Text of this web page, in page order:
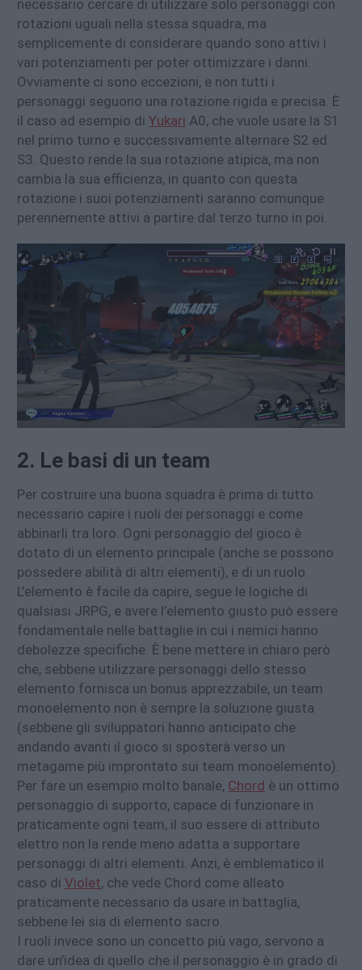
necessario cercare di utilizzare solo personaggi con
rotazioni uguali nella stessa squadra, ma
semplicemente di considerare quando sono attivi i
vari potenziamenti per poter ottimizzare i danni.
Ovviamente ci sono eccezioni, e non tutti i
personaggi seguono una rotazione rigida e precisa. È
il caso ad esempio di Yukari A0, che vuole usare la S1
nel primo turno e successivamente alternare S2 ed
S3. Questo rende la sua rotazione atipica, ma non
cambia la sua efficienza, in quanto con questa
rotazione i suoi potenziamenti saranno comunque
perennemente attivi a partire dal terzo turno in poi.
2. Le basi di un team
Per costruire una buona squadra è prima di tutto
necessario capire i ruoli dei personaggi e come
abbinarli tra loro. Ogni personaggio del gioco è
dotato di un elemento principale (anche se possono
possedere abilità di altri elementi), e di un ruolo.
L’elemento è facile da capire, segue le logiche di
qualsiasi JRPG, e avere l’elemento giusto può essere
fondamentale nelle battaglie in cui i nemici hanno
debolezze specifiche. È bene mettere in chiaro però
che, sebbene utilizzare personaggi dello stesso
elemento fornisca un bonus apprezzabile, un team
monoelemento non è sempre la soluzione giusta
(sebbene gli sviluppatori hanno anticipato che
andando avanti il gioco si sposterà verso un
metagame più improntato sui team monoelemento).
Per fare un esempio molto banale, Chord è un ottimo
personaggio di supporto, capace di funzionare in
praticamente ogni team, il suo essere di attributo
elettro non la rende meno adatta a supportare
personaggi di altri elementi. Anzi, è emblematico il
caso di Violet, che vede Chord come alleato
praticamente necessario da usare in battaglia,
sebbene lei sia di elemento sacro.
I ruoli invece sono un concetto più vago, servono a
dare un’idea di quello che il personaggio è in grado di